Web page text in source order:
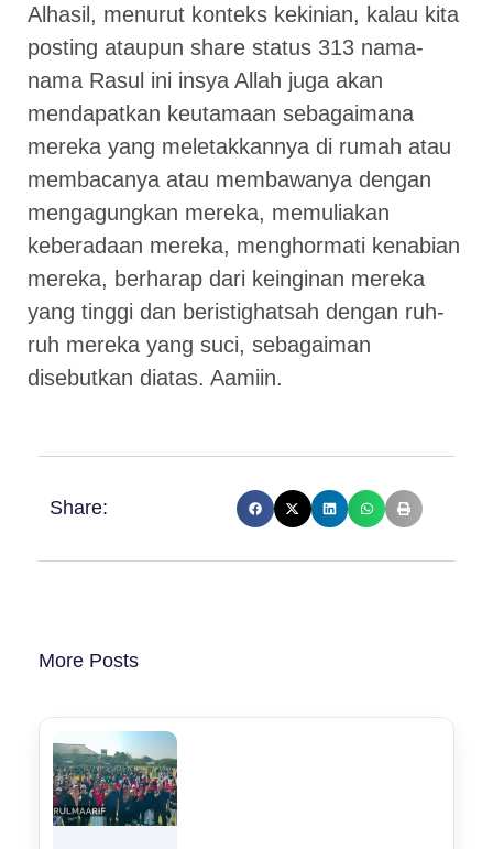
Alhasil, menurut konteks kekinian, kalau kita
posting ataupun share status 313 nama-
nama Rasul ini insya Allah juga akan
mendapatkan keutamaan sebagaimana
mereka yang meletakkannya di rumah atau
membacanya atau membawanya dengan
mengagungkan mereka, memuliakan
keberadaan mereka, menghormati kenabian
mereka, berharap dari keinginan mereka
yang tinggi dan beristighatsah dengan ruh-
ruh mereka yang suci, sebagaiman
disebutkan diatas. Aamiin.
Share:
More Posts